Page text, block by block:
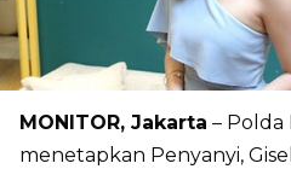
MONITOR, Jakarta – Polda
menetapkan Penyanyi,